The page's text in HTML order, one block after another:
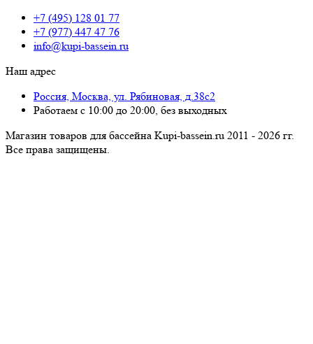
+7 (495) 128 01 77
+7 (977) 447 47 76
info@kupi-bassein.ru
Наш адрес
Россия, Москва, ул. Рябиновая, д.38с2
Работаем с 10:00 до 20:00, без выходных
Магазин товаров для бассейна Kupi-bassein.ru 2011 - 2026 гг.
Все пра­ва за­щи­ще­ны.